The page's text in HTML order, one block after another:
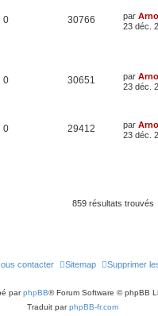
0 30766 par
23 déc.
0 30651 par
23 déc.
0 29412 par
23 déc.
859 résultats trouvés
Supprimer
Sitemap
contacter
parphpBB® Forum Software © phpBB
Traduit parphpBB-fr.com